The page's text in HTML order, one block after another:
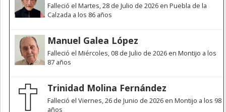
Falleció el Martes, 28 de Julio de 2026 en Puebla de la
Calzada a los 86 años
Manuel Galea López
Falleció el Miércoles, 08 de Julio de 2026 en Montijo a los
87 años
Trinidad Molina Fernández
Falleció el Viernes, 26 de Junio de 2026 en Montijo a los 98
años